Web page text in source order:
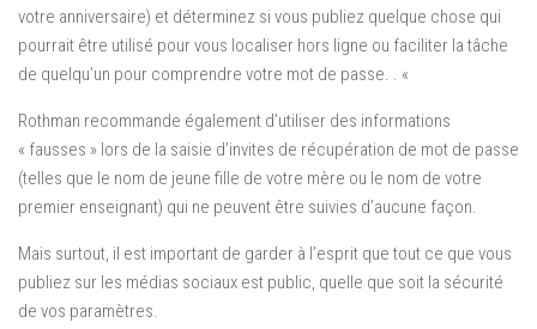
votre anniversaire) et déterminez si vous publiez quelque chose qui
pourrait être utilisé pour vous localiser hors ligne ou faciliter la tâche
de quelqu’un pour comprendre votre mot de passe. . «
Rothman recommande également d’utiliser des informations
« fausses » lors de la saisie d’invites de récupération de mot de passe
(telles que le nom de jeune fille de votre mère ou le nom de votre
premier enseignant) qui ne peuvent être suivies d’aucune façon.
Mais surtout, il est important de garder à l’esprit que tout ce que vous
publiez sur les médias sociaux est public, quelle que soit la sécurité
de vos paramètres.